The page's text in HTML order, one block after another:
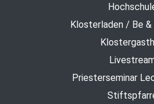
Klosterladen / Be &
Priesterseminar